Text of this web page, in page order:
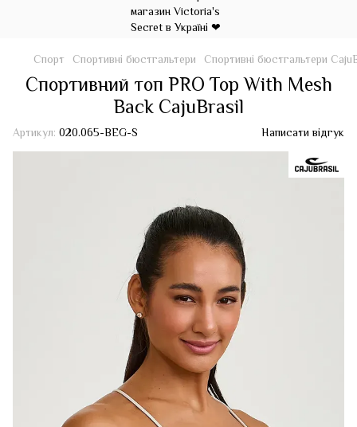
Спорт Спортивні бюстгальтери Спортивні бюстгальтери
Спортивний топ PRO Top With Mesh
Back CajuBrasil
Артикул: 020.065-BEG-S Написати відгук